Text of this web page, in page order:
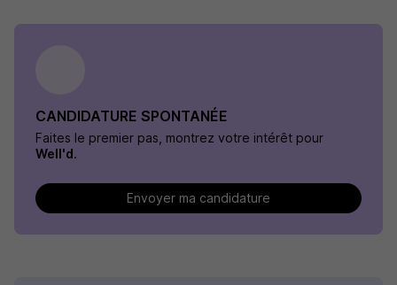
CANDIDATURE SPONTANÉE
Faites le premier pas, montrez votre intérêt pour
Well'd.
Envoyer ma candidature